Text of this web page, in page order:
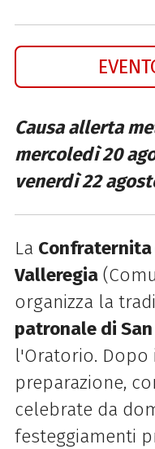
Causa allerta
mercoledì 20
venerdì 22
La Confraternita
Valleregia
organizza la
patronale di
l'Oratorio. Dopo
preparazione,
celebrate da
festeggiamenti